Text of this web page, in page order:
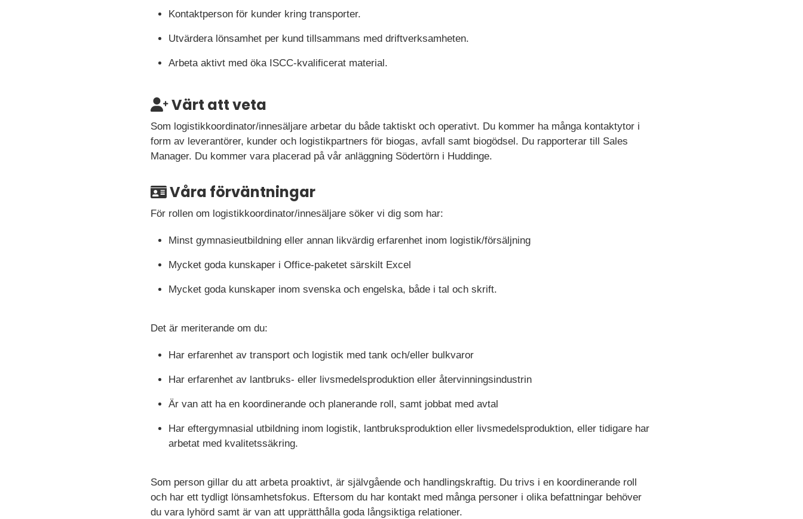
Kontaktperson för kunder kring transporter.
Utvärdera lönsamhet per kund tillsammans med driftverksamheten.
Arbeta aktivt med öka ISCC-kvalificerat material.
Värt att veta
Som logistikkoordinator/innesäljare arbetar du både taktiskt och operativt. Du kommer ha många kontaktytor i
form av leverantörer, kunder och logistikpartners för biogas, avfall samt biogödsel. Du rapporterar till Sales
Manager. Du kommer vara placerad på vår anläggning Södertörn i Huddinge.
Våra förväntningar
För rollen om logistikkoordinator/innesäljare söker vi dig som har:
Minst gymnasieutbildning eller annan likvärdig erfarenhet inom logistik/försäljning
Mycket goda kunskaper i Office-paketet särskilt Excel
Mycket goda kunskaper inom svenska och engelska, både i tal och skrift.
Det är meriterande om du:
Har erfarenhet av transport och logistik med tank och/eller bulkvaror
Har erfarenhet av lantbruks- eller livsmedelsproduktion eller återvinningsindustrin
Är van att ha en koordinerande och planerande roll, samt jobbat med avtal
Har eftergymnasial utbildning inom logistik, lantbruksproduktion eller livsmedelsproduktion, eller tidigare har
arbetat med kvalitetssäkring.
Som person gillar du att arbeta proaktivt, är självgående och handlingskraftig. Du trivs i en koordinerande roll
och har ett tydligt lönsamhetsfokus. Eftersom du har kontakt med många personer i olika befattningar behöver
du vara lyhörd samt är van att upprätthålla goda långsiktiga relationer.